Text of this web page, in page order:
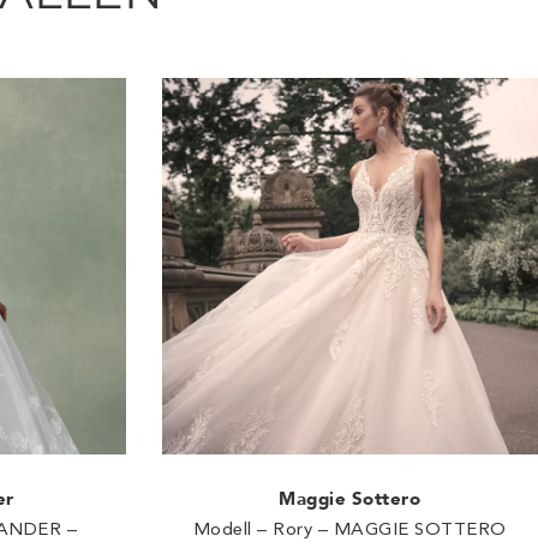
–
Maggie Sottero
Modell – Rory – MAGGIE SOTTERO